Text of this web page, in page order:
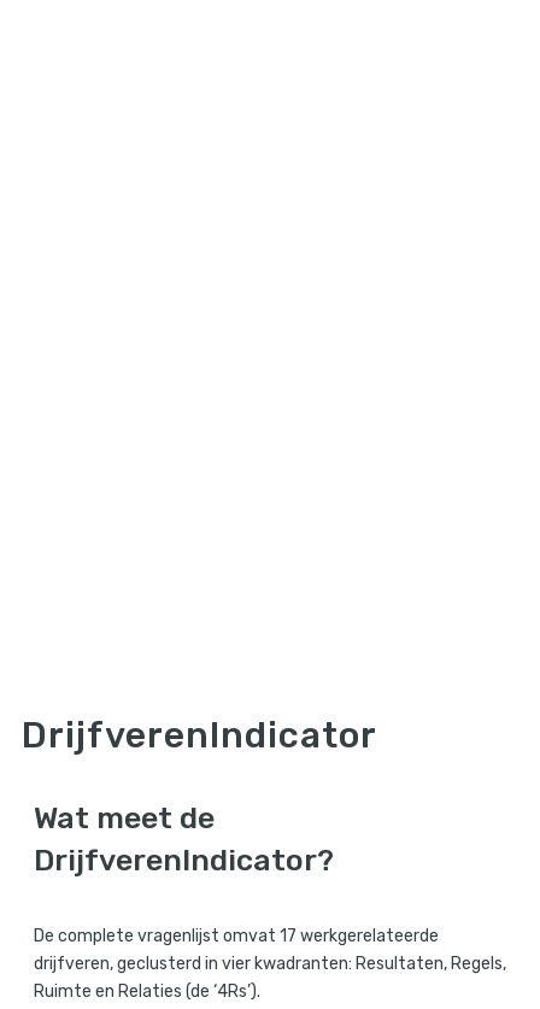
DrijfverenIndicator
Wat meet de
DrijfverenIndicator?
De complete vragenlijst omvat 17 werkgerelateerde
drijfveren, geclusterd in vier kwadranten: Resultaten, Regels,
Ruimte en Relaties (de ‘4Rs’).